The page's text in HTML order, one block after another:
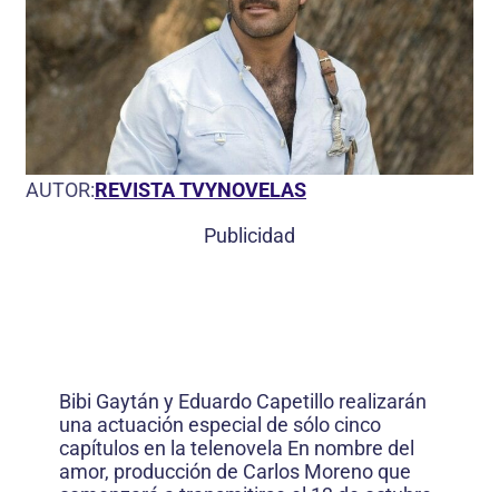
AUTOR:REVISTA TVYNOVELAS
Publicidad
Bibi Gaytán y Eduardo Capetillo realizarán
una actuación especial de sólo cinco
capítulos en la telenovela En nombre del
amor, producción de Carlos Moreno que